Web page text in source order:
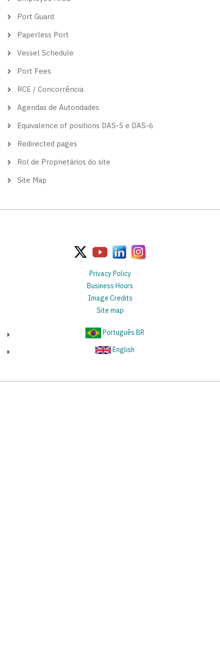
Port Guard
Paperless Port
Vessel Schedule
Port Fees
RCE / Concorrência
Agendas de Autoridades
Equivalence of positions DAS-5 e DAS-6
Redirected pages
Rol de Proprietários do site
Site Map
Privacy Policy
Business Hours
Image Credits
Site map
Português BR
English